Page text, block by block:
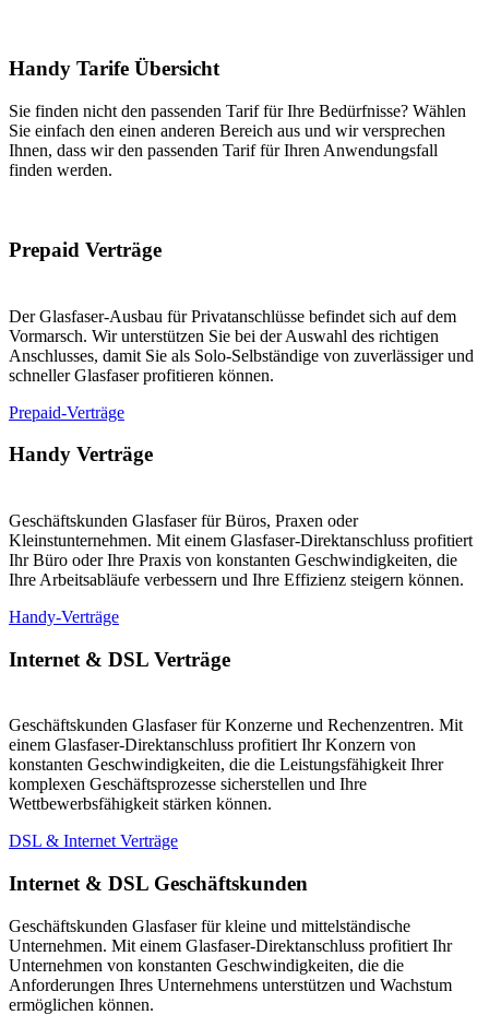
Handy Tarife Übersicht
Sie finden nicht den passenden Tarif für Ihre Bedürfnisse? Wählen
Sie einfach den einen anderen Bereich aus und wir versprechen
Ihnen, dass wir den passenden Tarif für Ihren Anwendungsfall
finden werden.
Prepaid Verträge
Der Glasfaser-Ausbau für Privatanschlüsse befindet sich auf dem
Vormarsch. Wir unterstützen Sie bei der Auswahl des richtigen
Anschlusses, damit Sie als Solo-Selbständige von zuverlässiger und
schneller Glasfaser profitieren können.
Prepaid-Verträge
Handy Verträge
Geschäftskunden Glasfaser für Büros, Praxen oder
Kleinstunternehmen. Mit einem Glasfaser-Direktanschluss profitiert
Ihr Büro oder Ihre Praxis von konstanten Geschwindigkeiten, die
Ihre Arbeitsabläufe verbessern und Ihre Effizienz steigern können.
Handy-Verträge
Internet & DSL Verträge
Geschäftskunden Glasfaser für Konzerne und Rechenzentren. Mit
einem Glasfaser-Direktanschluss profitiert Ihr Konzern von
konstanten Geschwindigkeiten, die die Leistungsfähigkeit Ihrer
komplexen Geschäftsprozesse sicherstellen und Ihre
Wettbewerbsfähigkeit stärken können.
DSL & Internet Verträge
Internet & DSL Geschäftskunden
Geschäftskunden Glasfaser für kleine und mittelständische
Unternehmen. Mit einem Glasfaser-Direktanschluss profitiert Ihr
Unternehmen von konstanten Geschwindigkeiten, die die
Anforderungen Ihres Unternehmens unterstützen und Wachstum
ermöglichen können.